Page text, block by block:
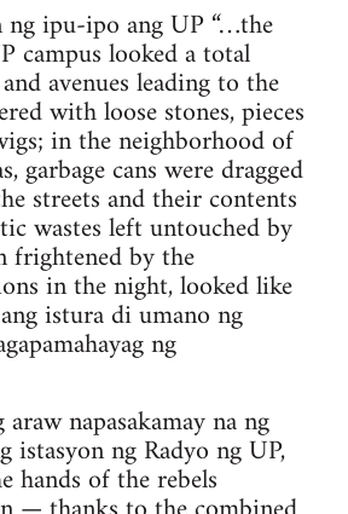
ng ipu-ipo ang UP “…the
campus looked a total
avenues leading to the
with loose stones, pieces
in the neighborhood of
garbage cans were dragged
streets and their contents
wastes left untouched by
frightened by the
in the night, looked like
istura di umano ng
ng
napasakamay na ng
istasyon ng Radyo ng UP,
hands of the rebels